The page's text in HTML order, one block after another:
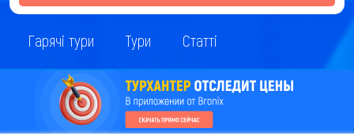
Гарячі тури Тури Статті